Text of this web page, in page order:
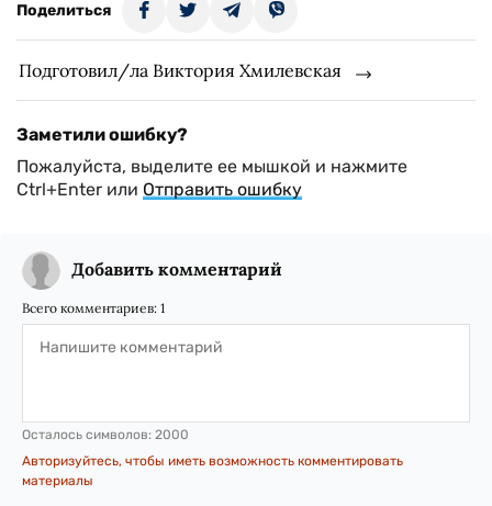
Поделиться
Подготовил/ла Виктория Хмилевская
Заметили ошибку?
Пожалуйста, выделите ее мышкой и нажмите
Ctrl+Enter или Отправить ошибку
Добавить комментарий
Всего комментариев: 1
Осталось символов: 2000
Авторизуйтесь, чтобы иметь возможность комментировать
материалы